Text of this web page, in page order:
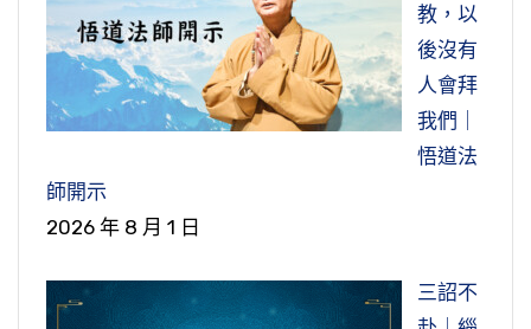
教，以
後沒有
人會拜
我們｜
悟道法
師開示
2026 年 8 月 1 日
三詔不